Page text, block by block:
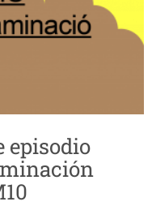
episodio